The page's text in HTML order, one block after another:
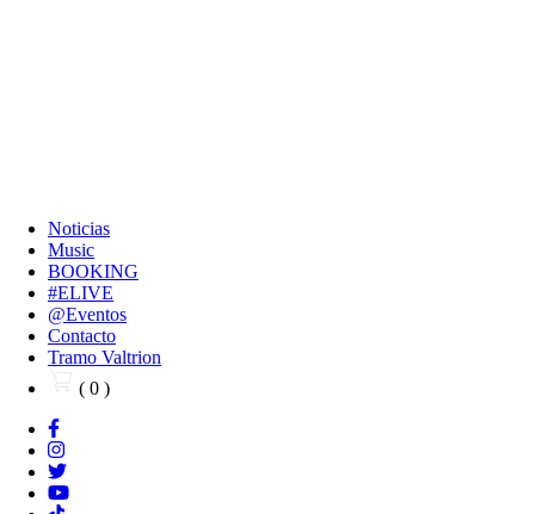
Noticias
Music
BOOKING
#ELIVE
@Eventos
Contacto
Tramo Valtrion
( 0 )